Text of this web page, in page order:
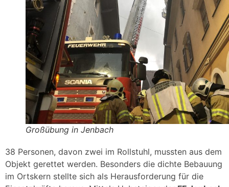
Großübung in Jenbach
38 Personen, davon zwei im Rollstuhl, mussten aus dem
Objekt gerettet werden. Besonders die dichte Bebauung
im Ortskern stellte sich als Herausforderung für die